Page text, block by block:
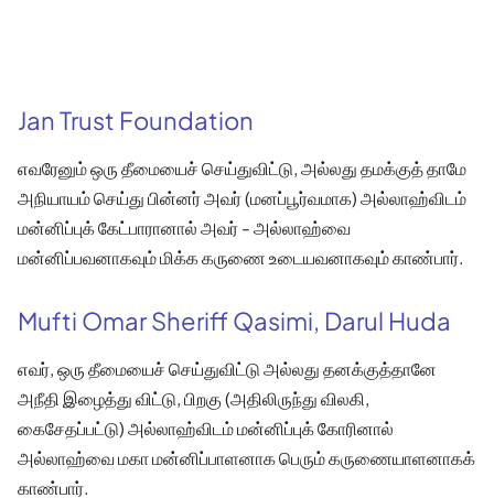
Jan Trust Foundation
எவரேனும் ஒரு தீமையைச் செய்துவிட்டு, அல்லது தமக்குத் தாமே
அநியாயம் செய்து பின்னர் அவர் (மனப்பூர்வமாக) அல்லாஹ்விடம்
மன்னிப்புக் கேட்பாரானால் அவர் - அல்லாஹ்வை
மன்னிப்பவனாகவும் மிக்க கருணை உடையவனாகவும் காண்பார்.
Mufti Omar Sheriff Qasimi, Darul Huda
எவர், ஒரு தீமையைச் செய்துவிட்டு அல்லது தனக்குத்தானே
அநீதி இழைத்து விட்டு, பிறகு (அதிலிருந்து விலகி,
கைசேதப்பட்டு) அல்லாஹ்விடம் மன்னிப்புக் கோரினால்
அல்லாஹ்வை மகா மன்னிப்பாளனாக பெரும் கருணையாளனாகக்
காண்பார்.